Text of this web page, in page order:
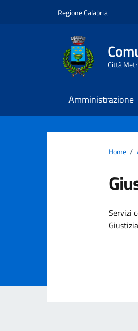
Regione Calabria
Città
Amministrazione
Home /
Servizi
Giustizia